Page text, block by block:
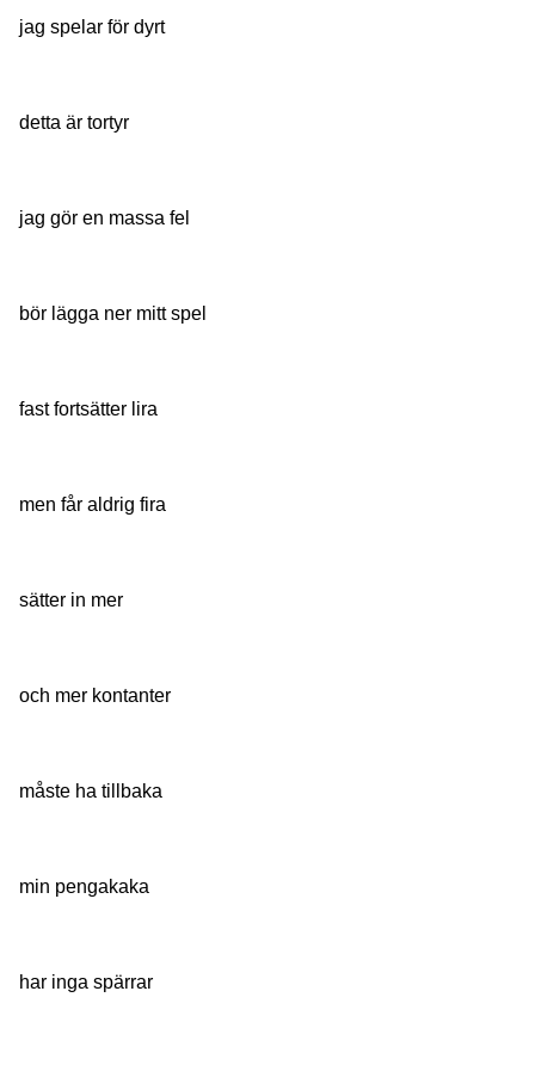
jag spelar för dyrt
detta är tortyr
jag gör en massa fel
bör lägga ner mitt spel
fast fortsätter lira
men får aldrig fira
sätter in mer
och mer kontanter
måste ha tillbaka
min pengakaka
har inga spärrar